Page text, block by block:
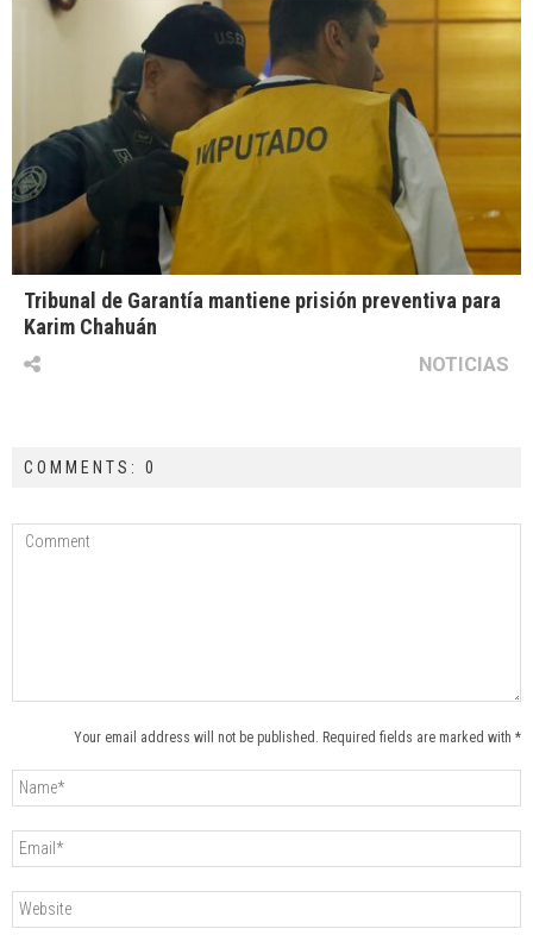
Tribunal de Garantía mantiene prisión preventiva para
Karim Chahuán
NOTICIAS
COMMENTS: 0
Your email address will not be published. Required fields are marked with *